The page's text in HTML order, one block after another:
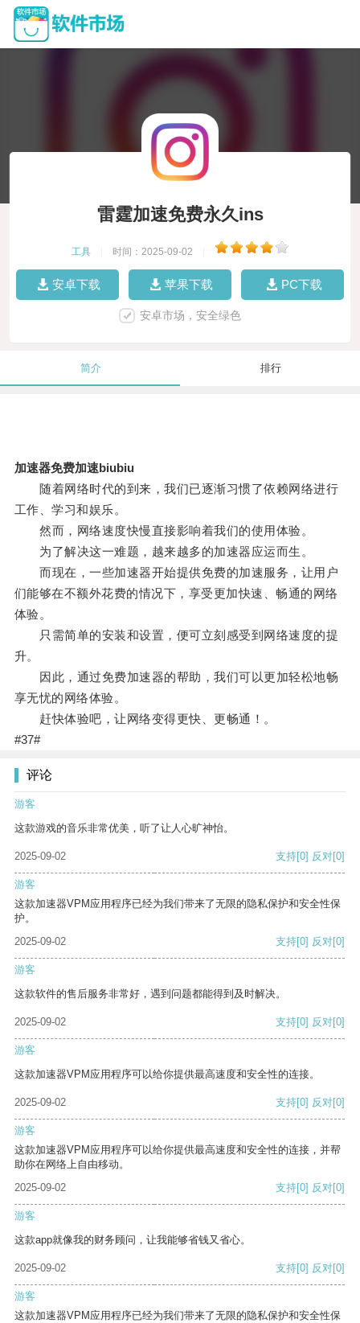
雷霆加速免费永久ins
工具 时间：2025-09-02
安卓下载 苹果下载 PC下载
安卓市场，安全绿色
简介 排行
加速器免费加速biubiu
随着网络时代的到来，我们已逐渐习惯了依赖网络进行
工作、学习和娱乐。
然而，网络速度快慢直接影响着我们的使用体验。
为了解决这一难题，越来越多的加速器应运而生。
而现在，一些加速器开始提供免费的加速服务，让用户
们能够在不额外花费的情况下，享受更加快速、畅通的网络
体验。
只需简单的安装和设置，便可立刻感受到网络速度的提
升。
因此，通过免费加速器的帮助，我们可以更加轻松地畅
享无忧的网络体验。
赶快体验吧，让网络变得更快、更畅通！。
#37#
评论
游客
这款游戏的音乐非常优美，听了让人心旷神怡。
2025-09-02 支持[0] 反对[0]
游客
这款加速器VPM应用程序已经为我们带来了无限的隐私保护和安全性保
护。
2025-09-02
支持[0] 反对[0]
游客
这款软件的售后服务非常好，遇到问题都能得到及时解决。
2025-09-02 支持[0] 反对[0]
游客
这款加速器VPM应用程序可以给你提供最高速度和安全性的连接。
2025-09-02 支持[0] 反对[0]
游客
这款加速器VPM应用程序可以给你提供最高速度和安全性的连接，并帮
助你在网络上自由移动。
2025-09-02
支持[0] 反对[0]
游客
这款app就像我的财务顾问，让我能够省钱又省心。
2025-09-02 支持[0] 反对[0]
游客
这款加速器VPM应用程序已经为我们带来了无限的隐私保护和安全性保